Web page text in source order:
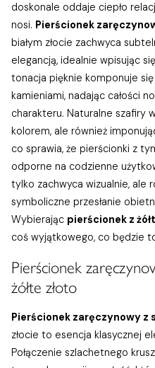
doskonale oddaje ciepło
nosi. Pierścionek
białym złocie zachwyca
elegancją, idealnie wpisując
tonacja pięknie komponuje
kamieniami, nadając całości
charakteru. Naturalne szafiry
kolorem, ale również
co sprawia, że pierścionki z
odporne na codzienne
tylko zachwyca wizualnie, ale
symboliczne przesłanie
Wybierając pierścionek z
coś wyjątkowego, co będzie
Pierścionek
żółte złoto
Pierścionek zaręczynowy z
złocie to esencja klasycznej
Połączenie szlachetnego